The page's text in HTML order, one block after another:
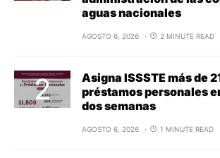
aguas nacionales
AGOSTO 6, 2026 2 MINUTE READ
Asigna ISSSTE más de
préstamos personales
dos semanas
AGOSTO 6, 2026 1 MINUTE READ